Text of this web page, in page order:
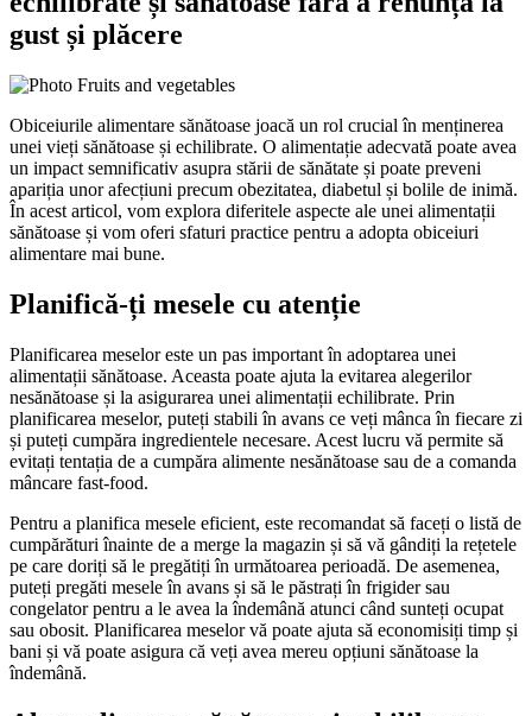
gust și plăcere
Obiceiurile alimentare sănătoase joacă un rol crucial în menținerea
unei vieți sănătoase și echilibrate. O alimentație adecvată poate avea
un impact semnificativ asupra stării de sănătate și poate preveni
apariția unor afecțiuni precum obezitatea, diabetul și bolile de inimă.
În acest articol, vom explora diferitele aspecte ale unei alimentații
sănătoase și vom oferi sfaturi practice pentru a adopta obiceiuri
alimentare mai bune.
Planifică-ți mesele cu atenție
Planificarea meselor este un pas important în adoptarea unei
alimentații sănătoase. Aceasta poate ajuta la evitarea alegerilor
nesănătoase și la asigurarea unei alimentații echilibrate. Prin
planificarea meselor, puteți stabili în avans ce veți mânca în fiecare zi
și puteți cumpăra ingredientele necesare. Acest lucru vă permite să
evitați tentația de a cumpăra alimente nesănătoase sau de a comanda
mâncare fast-food.
Pentru a planifica mesele eficient, este recomandat să faceți o listă de
cumpărături înainte de a merge la magazin și să vă gândiți la rețetele
pe care doriți să le pregătiți în următoarea perioadă. De asemenea,
puteți pregăti mesele în avans și să le păstrați în frigider sau
congelator pentru a le avea la îndemână atunci când sunteți ocupat
sau obosit. Planificarea meselor vă poate ajuta să economisiți timp și
bani și vă poate asigura că veți avea mereu opțiuni sănătoase la
îndemână.